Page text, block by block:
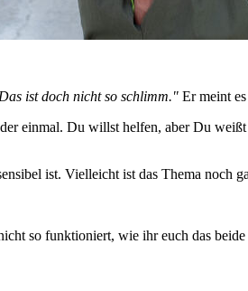
ist doch nicht so schlimm." Er meint
einmal. Du willst helfen, aber Du
ist. Vielleicht ist das Thema noch
so funktioniert, wie ihr euch das